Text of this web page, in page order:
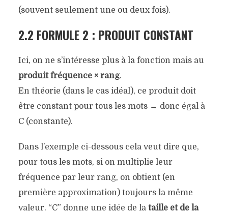
(souvent seulement une ou deux fois).
2.2 FORMULE 2 : PRODUIT CONSTANT
Ici, on ne s’intéresse plus à la fonction mais au
produit fréquence × rang.
En théorie (dans le cas idéal), ce produit doit
être constant pour tous les mots → donc égal à
C (constante).
Dans l’exemple ci-dessous cela veut dire que,
pour tous les mots, si on multiplie leur
fréquence par leur rang, on obtient (en
première approximation) toujours la même
valeur. “C” donne une idée de la taille et de la